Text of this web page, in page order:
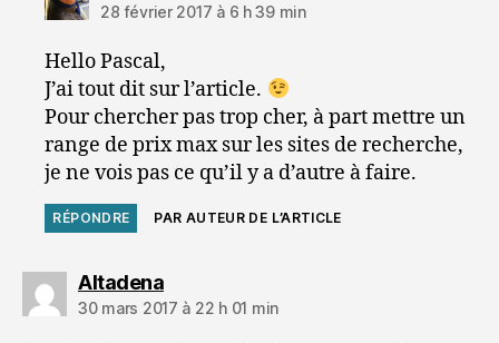
28 février 2017 à 6 h 39 min
Hello Pascal,
J’ai tout dit sur l’article.
Pour chercher pas trop cher, à part mettre un
range de prix max sur les sites de recherche,
je ne vois pas ce qu’il y a d’autre à faire.
RÉPONDRE PAR AUTEUR DE L’ARTICLE
Altadenadit :
30 mars 2017 à 22 h 01 min